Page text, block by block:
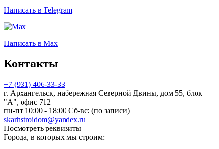
Написать в Telegram
Написать в Max
Контакты
+7 (931) 406-33-33
г. Архангельск, набережная Северной Двины, дом 55, блок
"А", офис 712
пн-пт 10:00 - 18:00 Сб-вс: (по записи)
skarhstroidom@yandex.ru
Посмотреть реквизиты
Города, в которых мы строим: